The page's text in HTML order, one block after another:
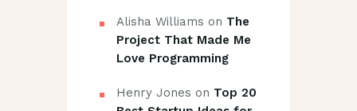
Alisha Williams on The
Project That Made Me
Love Programming
Henry Jones on Top 20